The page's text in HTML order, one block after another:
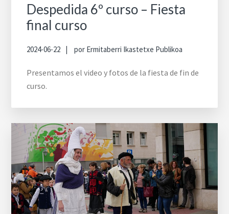
Despedida 6º curso – Fiesta
final curso
2024-06-22 por Ermitaberri Ikastetxe Publikoa
Presentamos el video y fotos de la fiesta de fin de
curso.